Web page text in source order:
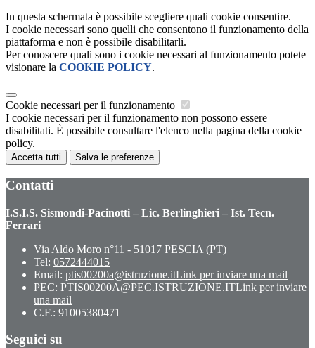
In questa schermata è possibile scegliere quali cookie consentire.
I cookie necessari sono quelli che consentono il funzionamento della
piattaforma e non è possibile disabilitarli.
Per conoscere quali sono i cookie necessari al funzionamento potete
visionare la COOKIE POLICY.
Cookie necessari per il funzionamento
I cookie necessari per il funzionamento non possono essere
disabilitati. È possibile consultare l'elenco nella pagina della cookie
policy.
Accetta tutti Salva le preferenze
Contatti
I.S.I.S. Sismondi-Pacinotti – Lic. Berlinghieri – Ist. Tecn.
Ferrari
Via Aldo Moro n°11 - 51017 PESCIA (PT)
Tel: 0572444015
Email: ptis00200a@istruzione.itLink per inviare una mail
PEC: PTIS00200A@PEC.ISTRUZIONE.ITLink per inviare
una mail
C.F.: 91005380471
Seguici su